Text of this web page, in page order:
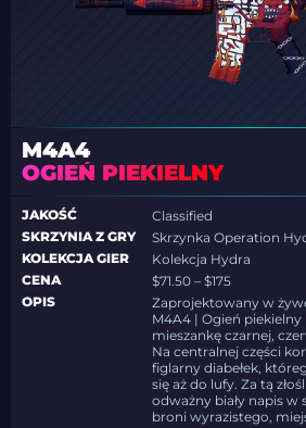
M4A4
OGIEŃ PIEKIELNY
JAKOŚĆ
Classified
SKRZYNIA Z GRY
Skrzynka Operation
KOLEKCJA GIER
Kolekcja Hydra
CENA
$71.50 – $175
OPIS
Zaprojektowany w
M4A4 | Ogień
mieszankę czarnej,
Na centralnej części
figlarny diabełek,
się aż do lufy. Za tą
odważny biały napis
broni wyrazistego,